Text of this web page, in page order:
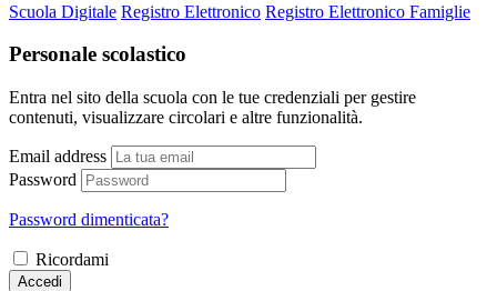
Scuola Digitale Registro Elettronico Registro Elettronico Famiglie
Personale scolastico
Entra nel sito della scuola con le tue credenziali per gestire
contenuti, visualizzare circolari e altre funzionalità.
Email address
Password
Password dimenticata?
Ricordami
Accedi